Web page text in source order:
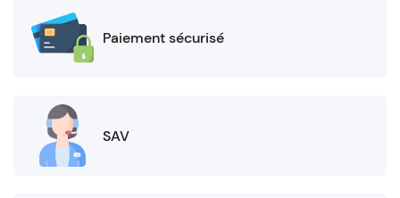
Paiement sécurisé
SAV